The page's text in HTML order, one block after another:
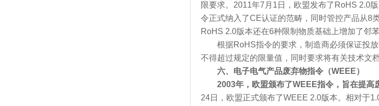
限要求。2011年7月1日，欧盟发布了RoHS 2.0
令正式纳入了CE认证的范畴，同时管控产品从8
RoHS 2.0版本还在6种限制物质基础上增加了邻
根据RoHS指令的要求，制造商必须保证投放
不得超过规定的限量值，同时要求将有关技术文
六、电子电气产品废弃物指令（WEEE）
2003年，欧盟颁布了WEEE指令，旨在提高
24日，欧盟正式颁布了WEEE 2.0版本。相对于